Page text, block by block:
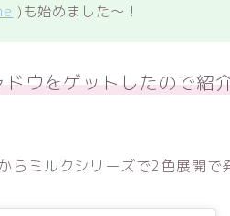
)も始めました〜！
ウをゲットしたので紹
ミルクシリーズで2色展開で